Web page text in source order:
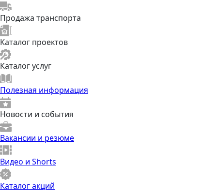
Продажа транспорта
Каталог проектов
Каталог услуг
Полезная информация
Новости и события
Вакансии и резюме
Видео и Shorts
Каталог акций